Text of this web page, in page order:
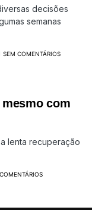
decisões
semanas
SEM COMENTÁRIOS
com
lenta recuperação